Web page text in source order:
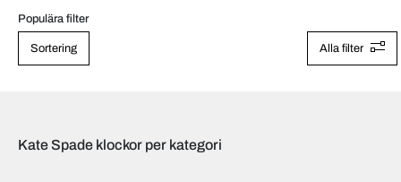
Populära filter
Sortering Alla filter
Kate Spade klockor per kategori